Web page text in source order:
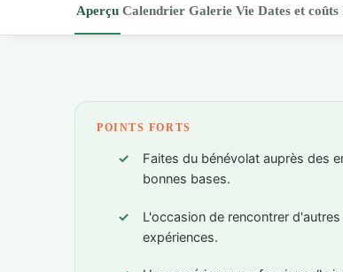
Aperçu Calendrier Galerie Vie Dates et coûts
POINTS FORTS
Faites du bénévolat auprès des
bonnes bases.
L'occasion de rencontrer
expériences.